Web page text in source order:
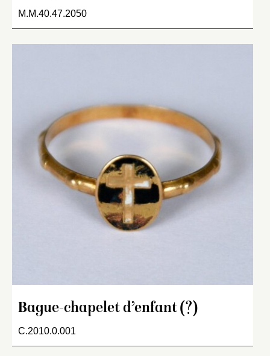
M.M.40.47.2050
Bague-chapelet d’enfant (?)
C.2010.0.001